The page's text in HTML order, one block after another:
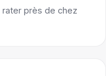
rater près de chez